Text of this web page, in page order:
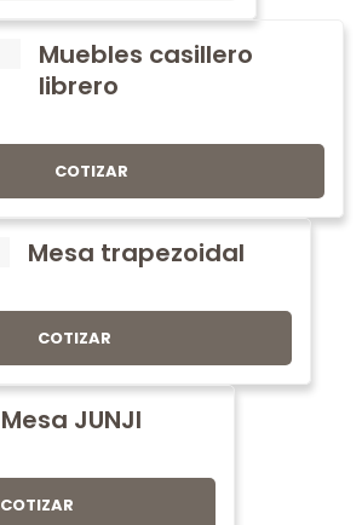
Muebles casillero
librero
COTIZAR
Mesa trapezoidal
COTIZAR
Mesa JUNJI
COTIZAR